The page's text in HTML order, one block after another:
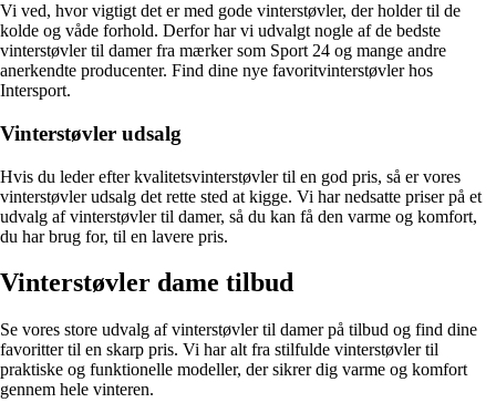
Vi ved, hvor vigtigt det er med gode vinterstøvler, der holder til de
kolde og våde forhold. Derfor har vi udvalgt nogle af de bedste
vinterstøvler til damer fra mærker som Sport 24 og mange andre
anerkendte producenter. Find dine nye favoritvinterstøvler hos
Intersport.
Vinterstøvler udsalg
Hvis du leder efter kvalitetsvinterstøvler til en god pris, så er vores
vinterstøvler udsalg det rette sted at kigge. Vi har nedsatte priser på et
udvalg af vinterstøvler til damer, så du kan få den varme og komfort,
du har brug for, til en lavere pris.
Vinterstøvler dame tilbud
Se vores store udvalg af vinterstøvler til damer på tilbud og find dine
favoritter til en skarp pris. Vi har alt fra stilfulde vinterstøvler til
praktiske og funktionelle modeller, der sikrer dig varme og komfort
gennem hele vinteren.